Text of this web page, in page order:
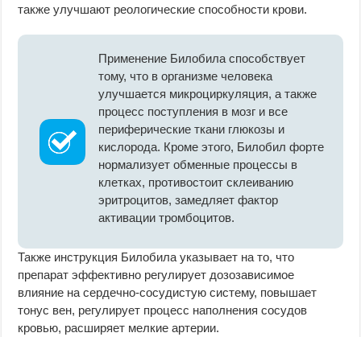
также улучшают реологические способности крови.
Применение Билобила способствует
тому, что в организме человека
улучшается микроциркуляция, а также
процесс поступления в мозг и все
периферические ткани глюкозы и
кислорода. Кроме этого, Билобил форте
нормализует обменные процессы в
клетках, противостоит склеиванию
эритроцитов, замедляет фактор
активации тромбоцитов.
Также инструкция Билобила указывает на то, что
препарат эффективно регулирует дозозависимое
влияние на сердечно-сосудистую систему, повышает
тонус вен, регулирует процесс наполнения сосудов
кровью, расширяет мелкие артерии.